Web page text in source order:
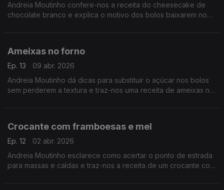
Andreia Moutinho confere-nos a receita do cheesecake de
chocolate branco e explica o motivo dos bolos baixarem no
Ameixas no forno
Ep. 13
09 abr. 2026
Andreia Moutinho dá dicas para substituir o açúcar nos bolos
sem perderem a textura e traz-nos uma receita de ameixas no
Crocante com framboesas e mel
Ep. 12
02 abr. 2026
Andreia Moutinho esclarece como acertar o ponto de estrada
para massas e caldas e traz-nos a receita de um crocante com